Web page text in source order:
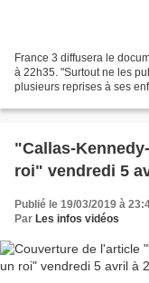
France 3 diffusera le
à 22h35. "Surtout ne les
plusieurs reprises à ses
"Callas-
roi" vendredi 5
Publié le 19/03/2019 à
Par Les infos vidéos